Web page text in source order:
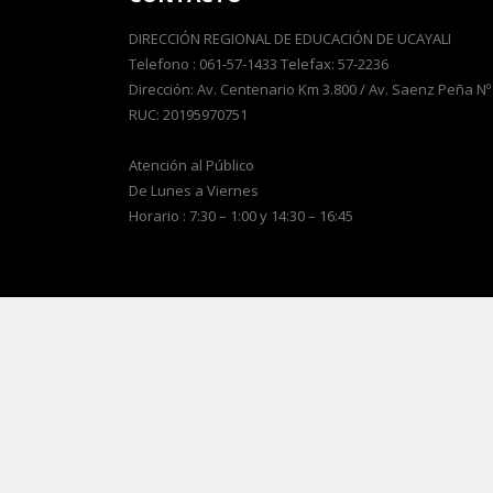
DIRECCIÓN REGIONAL DE EDUCACIÓN DE UCAYALI
Telefono : 061-57-1433 Telefax: 57-2236
Dirección: Av. Centenario Km 3.800 / Av. Saenz Peña
RUC: 20195970751
Atención al Público
De Lunes a Viernes
Horario : 7:30 – 1:00 y 14:30 – 16:45